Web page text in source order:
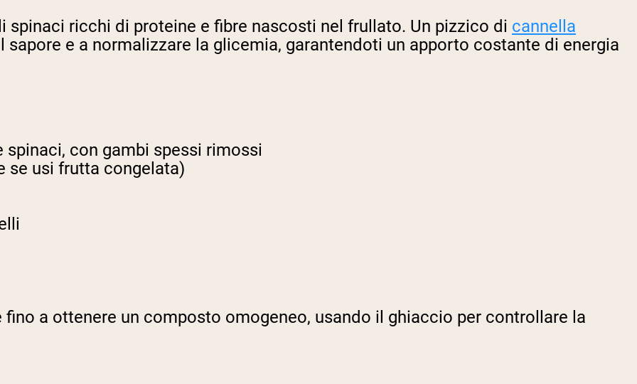
ricchi di proteine e fibre nascosti nel frullato. Un pizzico di cannella
e a normalizzare la glicemia, garantendoti un apporto costante di energia
con gambi spessi rimossi
se usi frutta congelata)
a ottenere un composto omogeneo, usando il ghiaccio per controllare la